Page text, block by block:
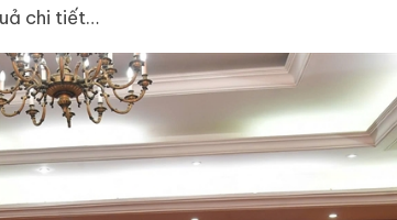
chi tiết…